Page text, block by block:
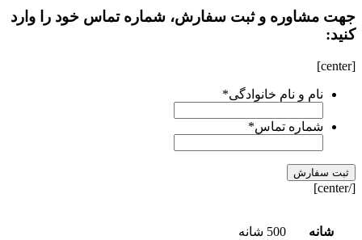
جهت مشاوره و ثبت سفارش، شماره تماس خود را وارد
کنید:
[center]
نام و نام خانوادگی*
شماره تماس*
[/center]
شانه 500 شانه